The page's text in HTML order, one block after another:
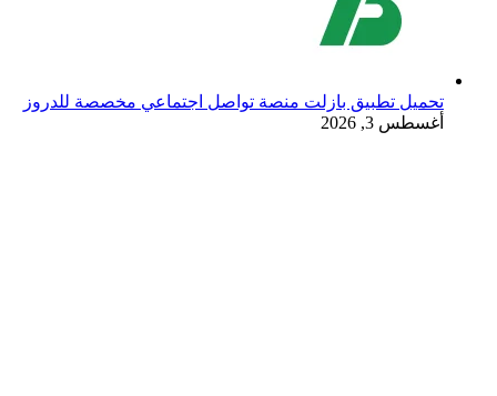
تحميل تطبيق بازلت منصة تواصل اجتماعي مخصصة للدروز
أغسطس 3, 2026